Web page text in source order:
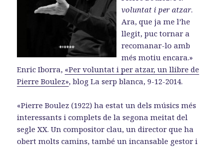
voluntat i per atzar.
Ara, que ja me l’he
llegit, puc tornar a
recomanar-lo amb
més motiu encara.»
Enric Iborra, «Per voluntat i per atzar, un llibre de
Pierre Boulez», blog La serp blanca, 9-12-2014.
«Pierre Boulez (1922) ha estat un dels músics més
interessants i complets de la segona meitat del
segle XX. Un compositor clau, un director que ha
obert molts camins, també un incansable gestor i